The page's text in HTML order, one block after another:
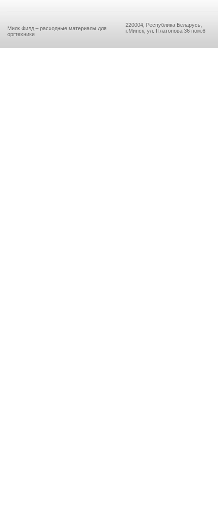
Милк Филд – расходные материалы для
оргтехники
220004, Республика Беларусь,
г.Минск, ул. Платонова 36 пом.6